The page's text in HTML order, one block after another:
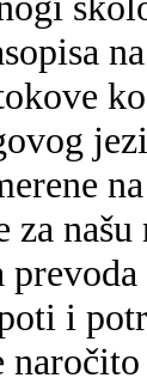
za
i